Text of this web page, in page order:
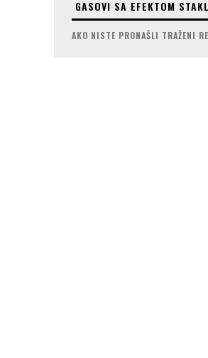
AKO NISTE PRONAŠLI TRAŽENI